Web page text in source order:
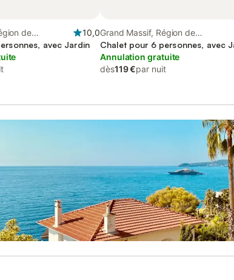
de
10,0
avec Jardin
Grand Massif, Région de
Bonneville
Chalet pour 6 personnes, avec
Annulation gratuite
dès119 €par nuit